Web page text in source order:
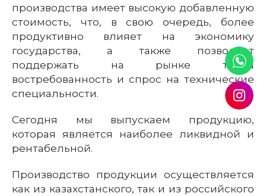
производства имеет высокую добавленную
стоимость, что, в свою очередь, более
продуктивно влияет на экономику
государства, а также позволяет
поддержать на рынке труда
востребованность и спрос на технические
специальности.
Сегодня мы выпускаем продукцию,
которая является наиболее ликвидной и
рентабельной.
Производство продукции осуществляется
как из казахстанского, так и из российского